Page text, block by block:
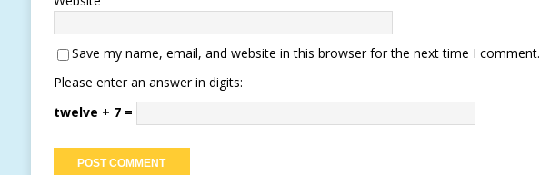
Save my name, email, and website in this browser for the next time I comment.
Please enter an answer in digits:
twelve + 7 =